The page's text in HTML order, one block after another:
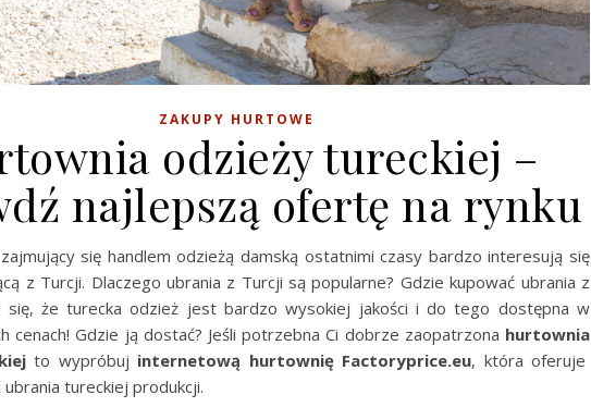
ZAKUPY HURTOWE
odzieży tureckiej –
najlepszą ofertę na rynku
się handlem odzieżą damską ostatnimi czasy bardzo interesują się
z Turcji. Dlaczego ubrania z Turcji są popularne? Gdzie kupować ubrania z
się, że turecka odzież jest bardzo wysokiej jakości i do tego dostępna w
cenach! Gdzie ją dostać? Jeśli potrzebna Ci dobrze zaopatrzona hurtownia
to wypróbuj internetową hurtownię Factoryprice.eu, która oferuje
tureckiej produkcji.